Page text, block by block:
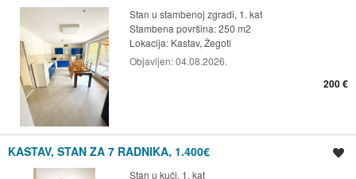
Stan u stambenoj zgradi, 1. kat
Stambena površina: 250 m2
Lokacija: Kastav, Žegoti
Objavljen:04.08.2026.
200 €
KASTAV, STAN ZA 7 RADNIKA, 1.400€
Stan u kući, 1. kat